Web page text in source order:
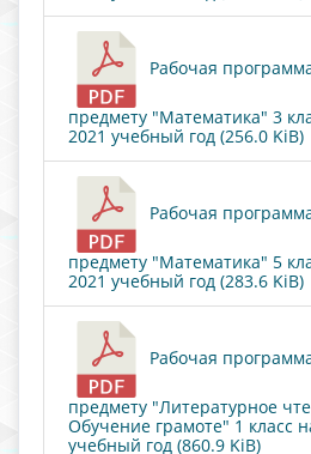
Рабочая
предмету "Математика" 3
2021 учебный год (256.0 KiB)
Рабочая
предмету "Математика" 5
2021 учебный год (283.6 KiB)
Рабочая
предмету "Литературное
Обучение грамоте" 1 класс
учебный год (860.9 KiB)